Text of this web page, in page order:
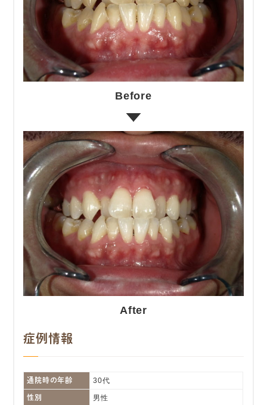
Before
After
症例情報
通院時の年齢 30代
性別 男性